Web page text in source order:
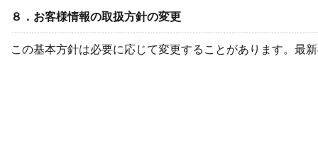
８．お客様情報の取扱方針の変更
この基本方針は必要に応じて変更することがあります。最